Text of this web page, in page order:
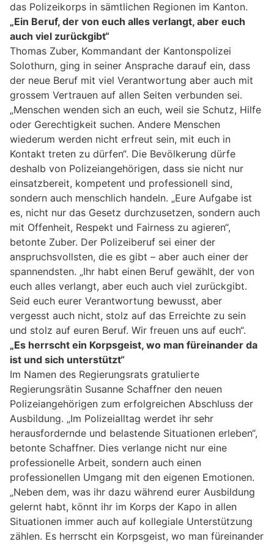
das Polizeikorps in sämtlichen Regionen im Kanton.
„Ein Beruf, der von euch alles verlangt, aber euch
auch viel zurückgibt“
Thomas Zuber, Kommandant der Kantonspolizei
Solothurn, ging in seiner Ansprache darauf ein, dass
der neue Beruf mit viel Verantwortung aber auch mit
grossem Vertrauen auf allen Seiten verbunden sei.
„Menschen wenden sich an euch, weil sie Schutz, Hilfe
oder Gerechtigkeit suchen. Andere Menschen
wiederum werden nicht erfreut sein, mit euch in
Kontakt treten zu dürfen“. Die Bevölkerung dürfe
deshalb von Polizeiangehörigen, dass sie nicht nur
einsatzbereit, kompetent und professionell sind,
sondern auch menschlich handeln. „Eure Aufgabe ist
es, nicht nur das Gesetz durchzusetzen, sondern auch
mit Offenheit, Respekt und Fairness zu agieren“,
betonte Zuber. Der Polizeiberuf sei einer der
anspruchsvollsten, die es gibt – aber auch einer der
spannendsten. „Ihr habt einen Beruf gewählt, der von
euch alles verlangt, aber euch auch viel zurückgibt.
Seid euch eurer Verantwortung bewusst, aber
vergesst auch nicht, stolz auf das Erreichte zu sein
und stolz auf euren Beruf. Wir freuen uns auf euch“.
„Es herrscht ein Korpsgeist, wo man füreinander da
ist und sich unterstützt“
Im Namen des Regierungsrats gratulierte
Regierungsrätin Susanne Schaffner den neuen
Polizeiangehörigen zum erfolgreichen Abschluss der
Ausbildung. „Im Polizeialltag werdet ihr sehr
herausfordernde und belastende Situationen erleben“,
betonte Schaffner. Dies verlange nicht nur eine
professionelle Arbeit, sondern auch einen
professionellen Umgang mit den eigenen Emotionen.
„Neben dem, was ihr dazu während eurer Ausbildung
gelernt habt, könnt ihr im Korps der Kapo in allen
Situationen immer auch auf kollegiale Unterstützung
zählen. Es herrscht ein Korpsgeist, wo man füreinander